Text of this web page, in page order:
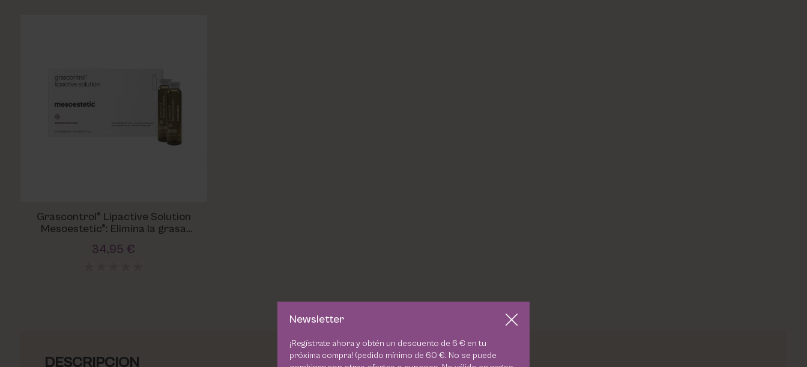
Grascontrol® Lipactive Solution
Mesoestetic®: Elimina la grasa
34,95 €
DESCRIPCION
Newsletter
¡Regístrate ahora y obtén un descuento de 6 € en tu
próxima compra! (pedido mínimo de 60 €. No se puede